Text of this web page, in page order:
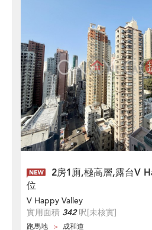
2房1廁,極高層,露台V
位
V Happy Valley
實用面積 342呎[未核實]
跑馬地 成和道